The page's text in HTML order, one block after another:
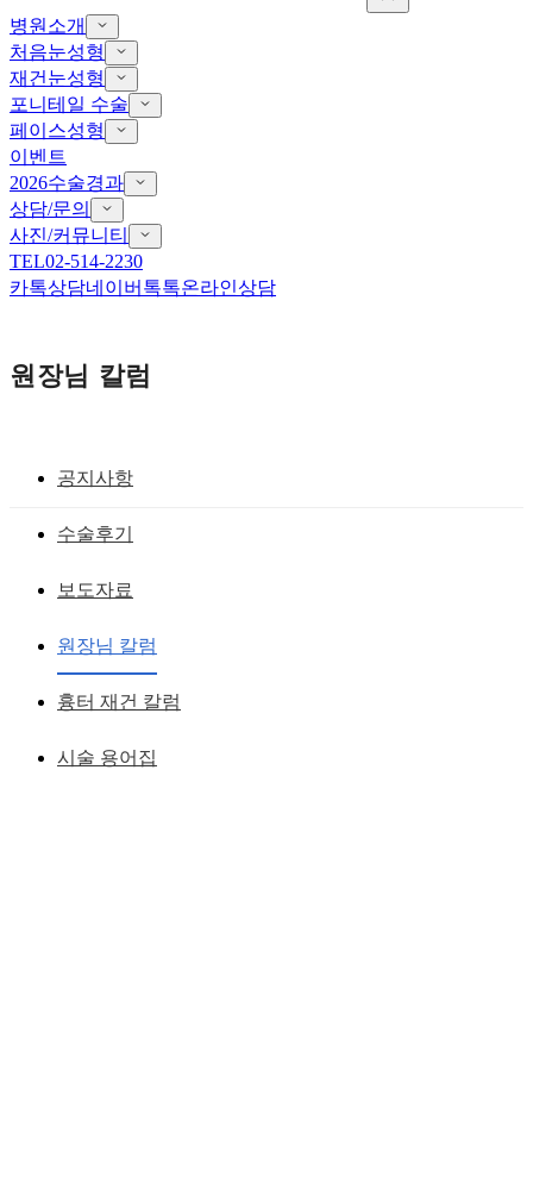
병원소개
처음눈성형
재건눈성형
포니테일 수술
페이스성형
이벤트
2026수술경과
상담/문의
사진/커뮤니티
TEL02-514-2230
카톡상담네이버톡톡온라인상담
원장님 칼럼
공지사항
수술후기
보도자료
원장님 칼럼
흉터 재건 칼럼
시술 용어집
뒤트임재수술 재건할 수 있는 중요한 포
황성호 원장작성일